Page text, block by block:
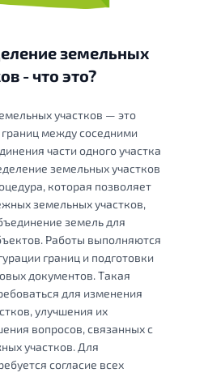
земельных
- что это?
участков — это
между соседними
части одного участка
земельных участков
которая позволяет
земельных участков,
земель для
Работы выполняются
границ и подготовки
документов. Такая
для изменения
улучшения их
вопросов, связанных с
участков. Для
согласие всех